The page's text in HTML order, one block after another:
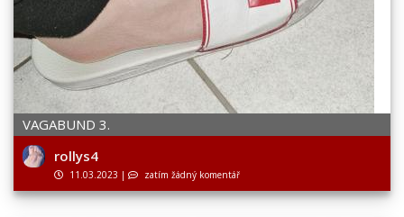
VAGABUND 3.
rollys4
11.03.2023 | zatím žádný komentář